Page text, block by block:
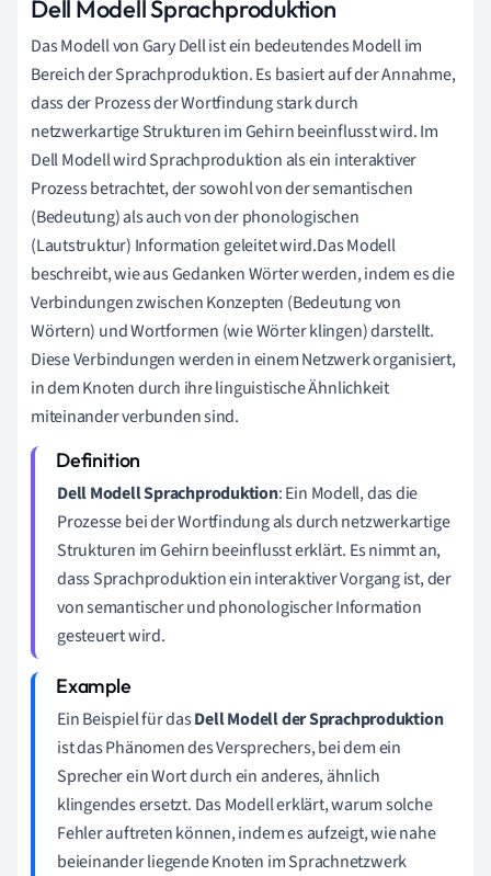
Dell Modell Sprachproduktion
Das Modell von Gary Dell ist ein bedeutendes Modell im
Bereich der Sprachproduktion. Es basiert auf der Annahme,
dass der Prozess der Wortfindung stark durch
netzwerkartige Strukturen im Gehirn beeinflusst wird. Im
Dell Modell wird Sprachproduktion als ein interaktiver
Prozess betrachtet, der sowohl von der semantischen
(Bedeutung) als auch von der phonologischen
(Lautstruktur) Information geleitet wird.Das Modell
beschreibt, wie aus Gedanken Wörter werden, indem es die
Verbindungen zwischen Konzepten (Bedeutung von
Wörtern) und Wortformen (wie Wörter klingen) darstellt.
Diese Verbindungen werden in einem Netzwerk organisiert,
in dem Knoten durch ihre linguistische Ähnlichkeit
miteinander verbunden sind.
Dell Modell Sprachproduktion: Ein Modell, das die
Prozesse bei der Wortfindung als durch netzwerkartige
Strukturen im Gehirn beeinflusst erklärt. Es nimmt an,
dass Sprachproduktion ein interaktiver Vorgang ist, der
von semantischer und phonologischer Information
gesteuert wird.
Ein Beispiel für dasDell Modell der Sprachproduktion
ist das Phänomen des Versprechers, bei dem ein
Sprecher ein Wort durch ein anderes, ähnlich
klingendes ersetzt. Das Modell erklärt, warum solche
Fehler auftreten können, indem es aufzeigt, wie nahe
beieinander liegende Knoten im Sprachnetzwerk